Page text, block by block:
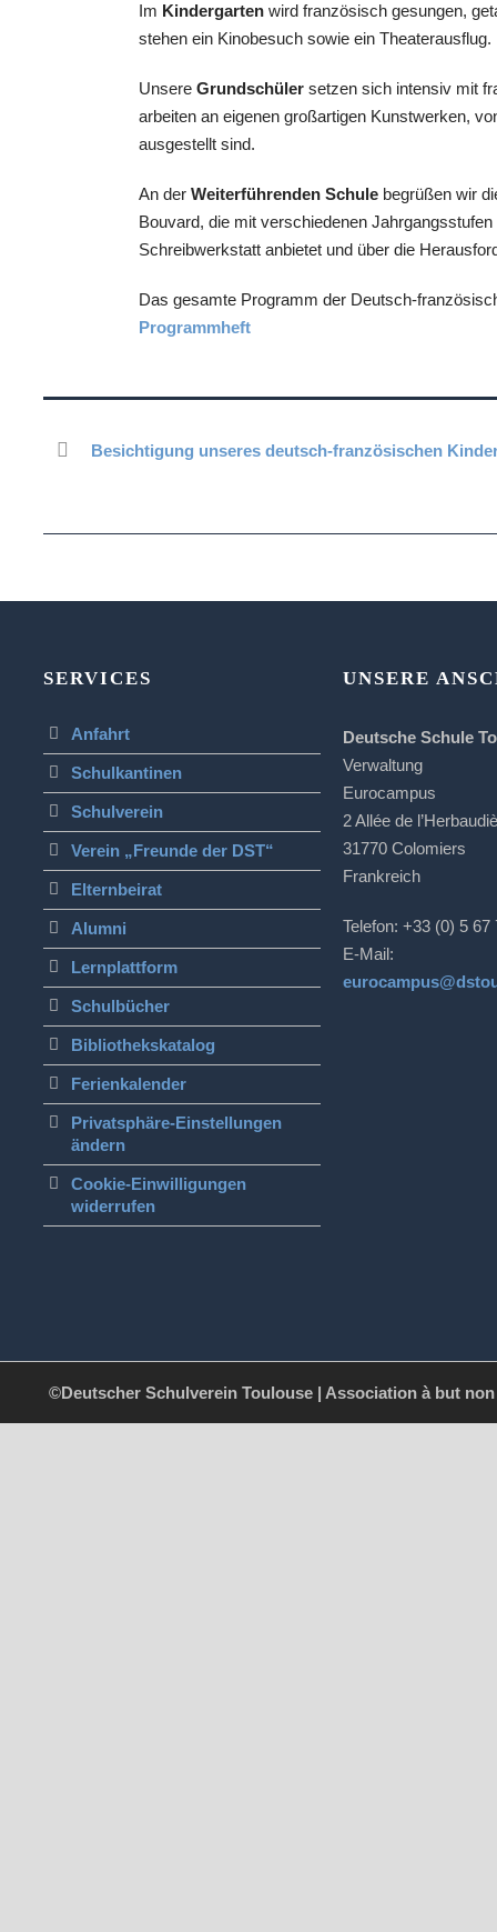
Im Kindergartenwird französisch gesungen,
stehen ein Kinobesuch sowie ein Theaterausflug.
Unsere Grundschülersetzen sich intensiv mit
arbeiten an eigenen großartigen Kunstwerken,
ausgestellt sind.
An der Weiterführenden Schulebegrüßen wir
Bouvard, die mit verschiedenen
Schreibwerkstatt anbietet und über die
Das gesamte Programm der Deutsch-
Programmheft
Besichtigung unseres deutsch-französischen
SERVICES
Anfahrt
Schulkantinen
Schulverein
Verein „Freunde der DST“
Elternbeirat
Alumni
Lernplattform
Schulbücher
Bibliothekskatalog
Ferienkalender
Privatsphäre-Einstellungen
ändern
Cookie-Einwilligungen
widerrufen
UNSERE
Deutsche Schule
Verwaltung
Eurocampus
2 Allée de
31770 Colomiers
Frankreich
Telefon: +33 (0) 5 67
E-Mail:
©Deutscher Schulverein Toulouse | Association à but